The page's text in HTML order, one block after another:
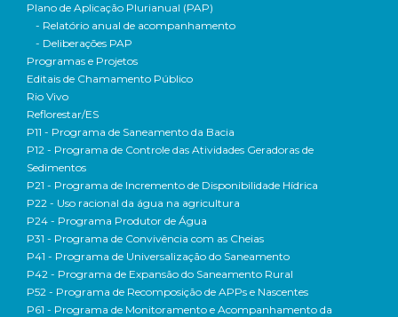
Plano de Aplicação Plurianual (PAP)
- Relatório anual de acompanhamento
- Deliberações PAP
Programas e Projetos
Editais de Chamamento Público
Rio Vivo
Reflorestar/ES
P11 - Programa de Saneamento da Bacia
P12 - Programa de Controle das Atividades Geradoras de
Sedimentos
P21 - Programa de Incremento de Disponibilidade Hídrica
P22 - Uso racional da água na agricultura
P24 - Programa Produtor de Água
P31 - Programa de Convivência com as Cheias
P41 - Programa de Universalização do Saneamento
P42 - Programa de Expansão do Saneamento Rural
P52 - Programa de Recomposição de APPs e Nascentes
P61 - Programa de Monitoramento e Acompanhamento da